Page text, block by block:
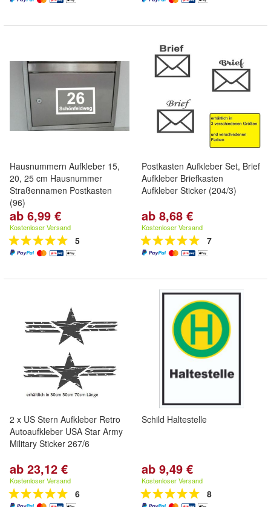
Hausnummern Aufkleber 15,
20, 25 cm Hausnummer
Straßennamen Postkasten
(96)
ab 6,99 €
Kostenloser Versand
5
Postkasten Aufkleber Set, Brief
Aufkleber Briefkasten
Aufkleber Sticker (204/3)
ab 8,68 €
Kostenloser Versand
7
2 x US Stern Aufkleber Retro
Autoaufkleber USA Star Army
Military Sticker 267/6
ab 23,12 €
Kostenloser Versand
6
Schild Haltestelle
ab 9,49 €
Kostenloser Versand
8